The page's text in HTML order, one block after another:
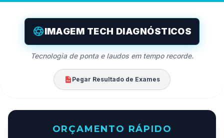
IMAGEM TECH DIAGNÓSTICOS
Tecnologia de ponta e laudos em tempo recorde.
Pegar Resultado de Exames
ORÇAMENTO RÁPIDO